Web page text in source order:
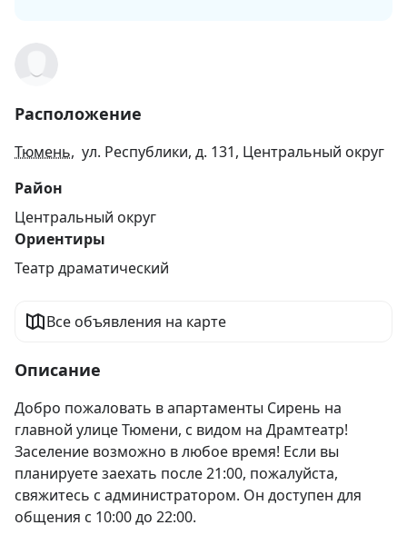
Расположение
Тюмень, ул. Республики, д. 131, Центральный округ
Район
Центральный округ
Ориентиры
Театр драматический
Все объявления на карте
Описание
Добро пожаловать в апартаменты Сирень на
главной улице Тюмени, с видом на Драмтеатр!
Заселение возможно в любое время! Если вы
планируете заехать после 21:00, пожалуйста,
свяжитесь с администратором. Он доступен для
общения с 10:00 до 22:00.